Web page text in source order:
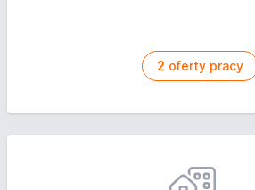
2 oferty pracy